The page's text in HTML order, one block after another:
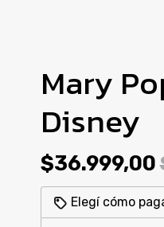
Mary
Disney
$36.999,00
Elegí cómo